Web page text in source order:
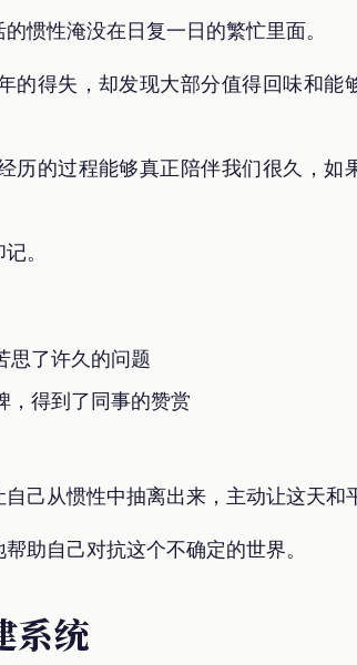
惯性淹没在日复一日的繁忙里面。
的得失，却发现大部分值得回味和能
历的过程能够真正陪伴我们很久，如
。
思了许久的问题
，得到了同事的赞赏
己从惯性中抽离出来，主动让这天和
助自己对抗这个不确定的世界。
系统